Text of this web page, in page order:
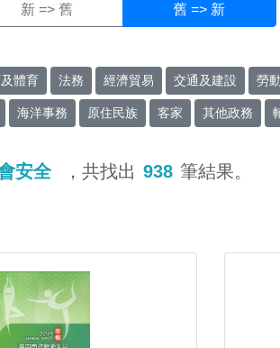
新 => 舊 舊 => 新
體育 法務 經濟貿易 交通及建設 勞
海洋事務 原住民族 客家 其他政務
安全 ，共找出 938 筆結果。